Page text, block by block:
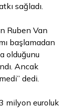
sağladı.
Ruben Van
başlamadan
olduğunu
Ancak
dedi.
milyon euroluk